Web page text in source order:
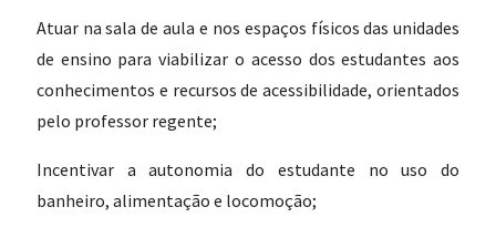
Atuar na sala de aula e nos espaços físicos das unidades
de ensino para viabilizar o acesso dos estudantes aos
conhecimentos e recursos de acessibilidade, orientados
pelo professor regente;
Incentivar a autonomia do estudante no uso do
banheiro, alimentação e locomoção;